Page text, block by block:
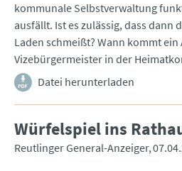
kommunale Selbstverwaltung
ausfällt. Ist es zulässig, dass dann
Laden schmeißt? Wann kommt
Vizebürgermeister in der
Datei herunterladen
Würfelspiel ins
Reutlinger General-Anzeiger